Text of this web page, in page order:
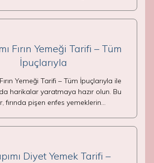
Fırın Yemeği Tarifi – Tüm
İpuçlarıyla
Yemeği Tarifi – Tüm İpuçlarıyla ile
harikalar yaratmaya hazır olun. Bu
fırında pişen enfes yemeklerin…
Diyet Yemek Tarifi –